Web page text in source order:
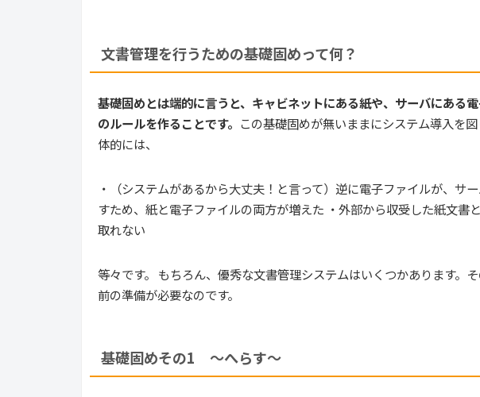
文書管理を行うための基礎固めって何？
基礎固めとは端的に言うと、キャビネットにある紙や、サーバにある
のルールを作ることです。 この基礎固めが無いままにシステム導入を
体的には、
・（システムがあるから大丈夫！と言って）逆に電子ファイルが、サ
すため、紙と電子ファイルの両方が増えた ・外部から収受した紙文書
取れない
等々です。 もちろん、優秀な文書管理システムはいくつかあります。
前の準備が必要なのです。
基礎固めその1 ～へらす～